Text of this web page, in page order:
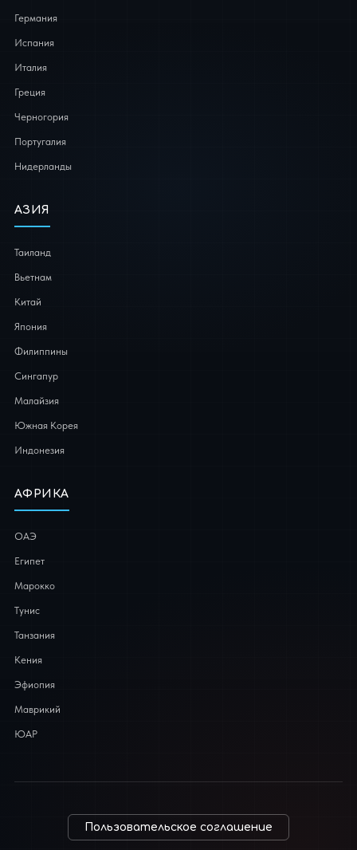
Германия
Испания
Италия
Греция
Черногория
Португалия
Нидерланды
АЗИЯ
Таиланд
Вьетнам
Китай
Япония
Филиппины
Сингапур
Малайзия
Южная Корея
Индонезия
АФРИКА
ОАЭ
Египет
Марокко
Тунис
Танзания
Кения
Эфиопия
Маврикий
ЮАР
Пользовательское соглашение